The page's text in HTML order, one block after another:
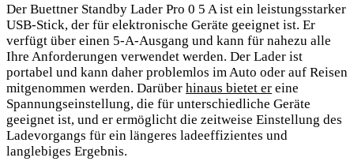
Der Buettner Standby Lader Pro 0 5 A⁢ ist ‌ein leistungsstarker‍
USB-Stick, der für‌ elektronische Geräte geeignet ⁢ist. Er
verfügt über einen‍ 5-A-Ausgang⁢ und kann​ für⁤ nahezu‌ alle⁤
Ihre Anforderungen verwendet ⁢werden. Der Lader ist
portabel und kann ‍daher problemlos im Auto oder auf Reisen
mitgenommen werden. Darüber hinaus bietet er eine
Spannungseinstellung, die⁢ für ⁤unterschiedliche Geräte
geeignet ⁢ist, und‍ er ermöglicht die zeitweise Einstellung des
Ladevorgangs‍ für ein längeres ladeeffizientes‌ und
langlebiges Ergebnis.